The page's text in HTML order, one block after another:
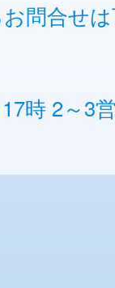
問合せ
時 2～3